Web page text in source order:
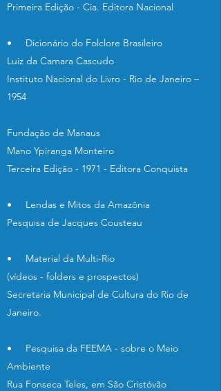
Primeira Edição - Cia. Editora Nacional
• Dicionário do Folclore Brasileiro
Luiz da Camara Cascudo
Instituto Nacional do Livro - Rio de Janeiro –
1954
Fundação de Manaus
Mano Ypiranga Monteiro
Terceira Edição - 1971 - Editora Conquista
• Lendas e Mitos da Amazônia
Pesquisa de Jacques Cousteau
• Material da Multi-Rio
(vídeos - folders e prospectos)
Secretaria Municipal de Cultura do Rio de
Janeiro.
• Pesquisa da FEEMA - sobre o Meio
Ambiente
Rua Fonseca Teles, em São Cristóvão